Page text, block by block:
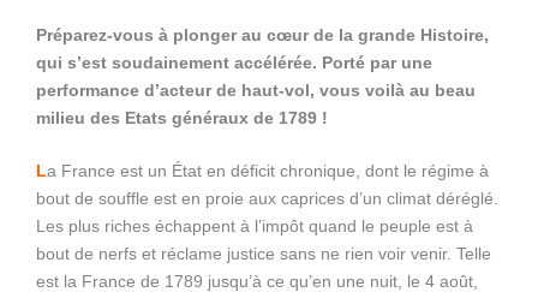
Préparez-vous à plonger au cœur de la grande Histoire,
qui s’est soudainement accélérée. Porté par une
performance d’acteur de haut-vol, vous voilà au beau
milieu des Etats généraux de 1789 !
La France est un État en déficit chronique, dont le régime à
bout de souffle est en proie aux caprices d’un climat déréglé.
Les plus riches échappent à l’impôt quand le peuple est à
bout de nerfs et réclame justice sans ne rien voir venir. Telle
est la France de 1789 jusqu’à ce qu’en une nuit, le 4 août,